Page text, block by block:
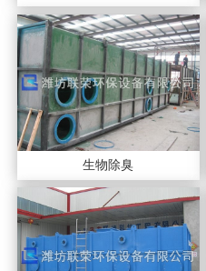
生物除臭